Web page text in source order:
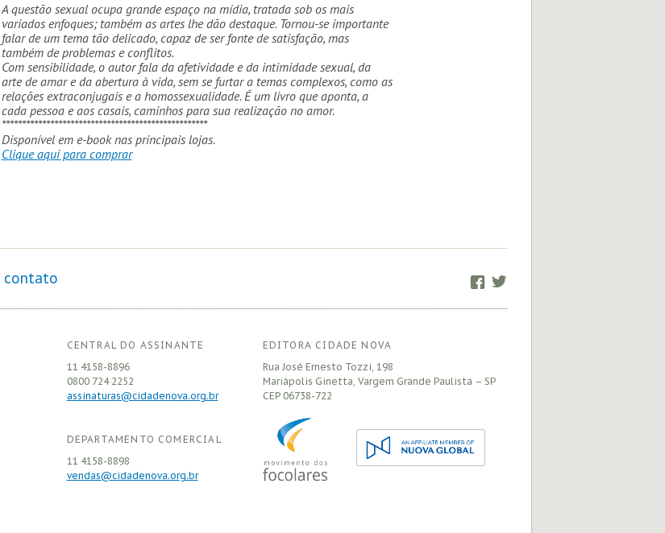
A questão sexual ocupa grande espaço na mídia, tratada sob os mais
variados enfoques; também as artes lhe dão destaque. Tornou-se importante
falar de um tema tão delicado, capaz de ser fonte de satisfação, mas
também de problemas e conflitos.
Com sensibilidade, o autor fala da afetividade e da intimidade sexual, da
arte de amar e da abertura à vida, sem se furtar a temas complexos, como as
relações extraconjugais e a homossexualidade. É um livro que aponta, a
cada pessoa e aos casais, caminhos para sua realização no amor.
***************************************************
Disponível em e-book nas principais lojas.
Clique aqui para comprar
contato Facebook
Twitter
CENTRAL DO ASSINANTE
11 4158-8896
0800 724 2252
assinaturas@cidadenova.org.br
DEPARTAMENTO COMERCIAL
11 4158-8898
vendas@cidadenova.org.br
EDITORA CIDADE NOVA
Rua José Ernesto Tozzi, 198
Mariápolis Ginetta, Vargem Grande Paulista – SP
CEP06738-722